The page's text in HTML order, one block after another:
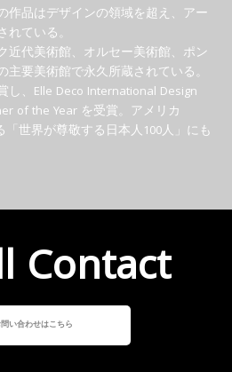
作品はデザインの領域を超え、アー
ている。
近代美術館、オルセー美術館、ポン
要美術館で永久所蔵されている。
、Elle Deco International Design
of the Year を受賞。アメリカ
世界が尊敬する日本人100人」にも
Contact
い合わせはこちら